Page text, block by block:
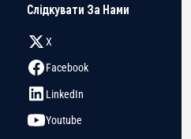
Слідкувати За Нами
X
Facebook
LinkedIn
Youtube